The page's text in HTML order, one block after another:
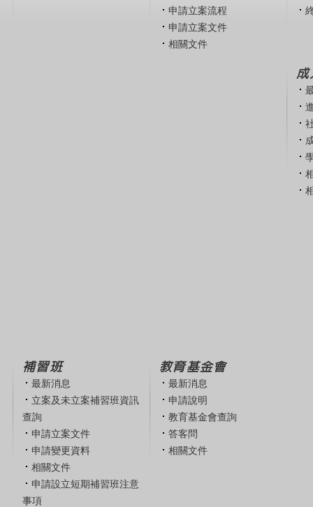
申請立案流程
申請立案文件
相關文件
補習班
最新消息
立案及未立案補習班資訊
查詢
申請立案文件
申請變更資料
相關文件
申請設立短期補習班注意
事項
教育基金會
最新消息
申請說明
教育基金會查詢
答客問
相關文件